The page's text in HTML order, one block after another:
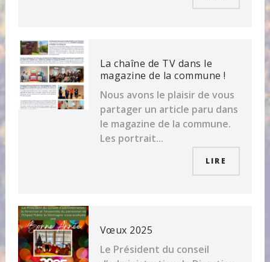
La chaîne de TV dans le
magazine de la commune !
Nous avons le plaisir de vous
partager un article paru dans
le magazine de la commune.
Les portrait...
LIRE
Vœux 2025
Le Président du conseil